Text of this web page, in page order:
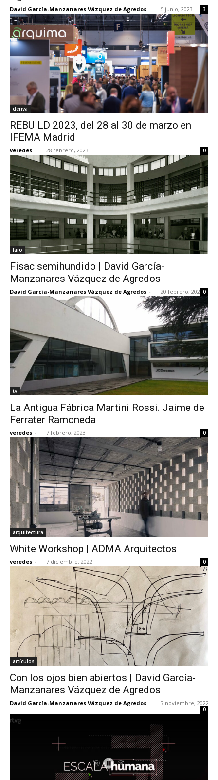
David García-Manzanares Vázquez de Agredos - 5 junio, 2023 3
deriva
REBUILD 2023, del 28 al 30 de marzo en
IFEMA Madrid
veredes - 28 febrero, 2023 0
faro
Fisac semihundido | David García-
Manzanares Vázquez de Agredos
David García-Manzanares Vázquez de Agredos - 20 febrero, 2023 0
tv
La Antigua Fábrica Martini Rossi. Jaime de
Ferrater Ramoneda
veredes - 7 febrero, 2023 0
arquitectura
White Workshop | ADMA Arquitectos
veredes - 7 diciembre, 2022 0
artículos
Con los ojos bien abiertos | David García-
Manzanares Vázquez de Agredos
David García-Manzanares Vázquez de Agredos - 7 noviembre, 2022
0